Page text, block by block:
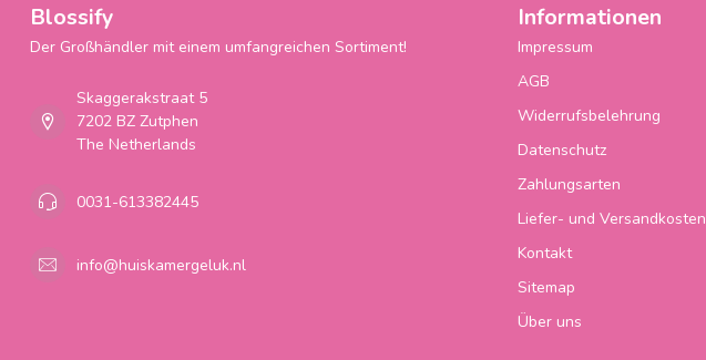
Blossify
Der Großhändler mit einem umfangreichen Sortiment!
Skaggerakstraat 5
7202 BZ Zutphen
The Netherlands
0031-613382445
info@huiskamergeluk.nl
Informationen
Impressum
AGB
Widerrufsbelehrung
Datenschutz
Zahlungsarten
Liefer- und Versandkosten
Kontakt
Sitemap
Über uns